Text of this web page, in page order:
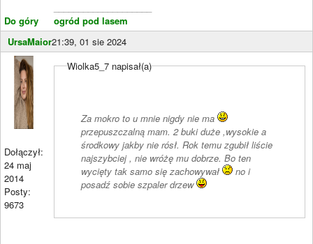
Do góry
ogród pod lasem
UrsaMaior21:39, 01 sie 2024
Dołączył:
24 maj
2014
Posty:
9673
Wiolka5_7 napisał(a)
Za mokro to u mnie nigdy nie ma
przepuszczalną mam. 2 buki duże ,wysokie a
środkowy jakby nie rósł. Rok temu zgubił liście
najszybciej , nie wróżę mu dobrze. Bo ten
wycięty tak samo się zachowywał
no i
posadź sobie szpaler drzew